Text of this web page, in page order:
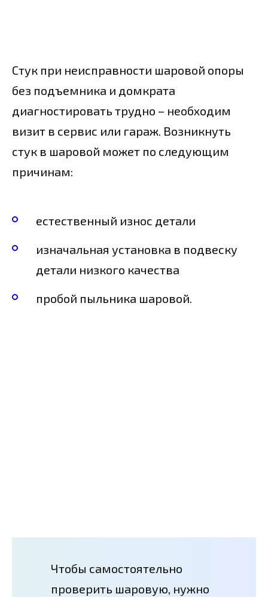
Стук при неисправности шаровой опоры
без подъемника и домкрата
диагностировать трудно – необходим
визит в сервис или гараж. Возникнуть
стук в шаровой может по следующим
причинам:
естественный износ детали
изначальная установка в подвеску
детали низкого качества
пробой пыльника шаровой.
Чтобы самостоятельно
проверить шаровую, нужно